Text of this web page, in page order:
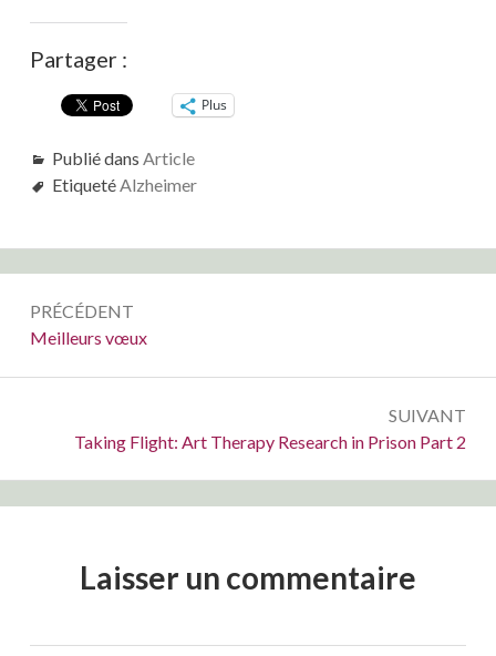
Partager :
Plus
Publié dans Article
Etiqueté Alzheimer
Navigation
de
l’article
PRÉCÉDENT
Précédent :
Meilleurs vœux
SUIVANT
Suivant :
Taking Flight: Art Therapy Research in Prison Part 2
Laisser un commentaire